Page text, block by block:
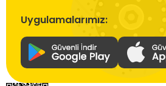
Uygulamalarımız: